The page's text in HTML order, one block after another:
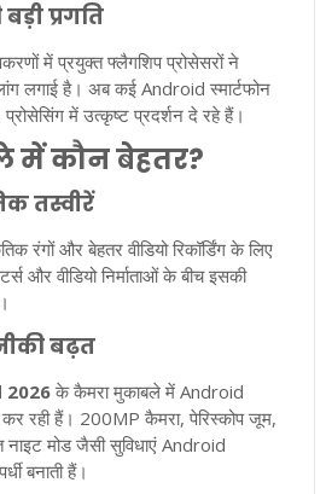
प्रगति
में प्रयुक्त फ्लैगशिप प्रोसेसरों ने
लगाई है। अब कई Android स्मार्टफोन
में उत्कृष्ट प्रदर्शन दे रहे हैं।
में कौन बेहतर?
तस्वीरें
रंगों और बेहतर वीडियो रिकॉर्डिंग के लिए
और वीडियो निर्माताओं के बीच इसकी
बढ़त
2026के कैमरा मुकाबले में Android
कर रही हैं। 200MP कैमरा, पेरिस्कोप जूम,
मोड जैसी सुविधाएं Android
बनाती हैं।